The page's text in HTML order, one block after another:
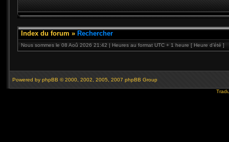
Index du forum » Rechercher
Nous sommes le 08 Aoû 2026 21:42 | Heures au format UTC + 1 heure [ Heure d’été ]
Powered by phpBB © 2000, 2002, 2005, 2007 phpBB Group